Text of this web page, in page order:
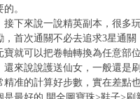
的。
來說一說精英副本，很多玩
，首次通關不必去追求3星通
寶就可以把卷軸轉換為任意部
說說護送仙女，一般還是刷
精准的計算好步數，實在差點